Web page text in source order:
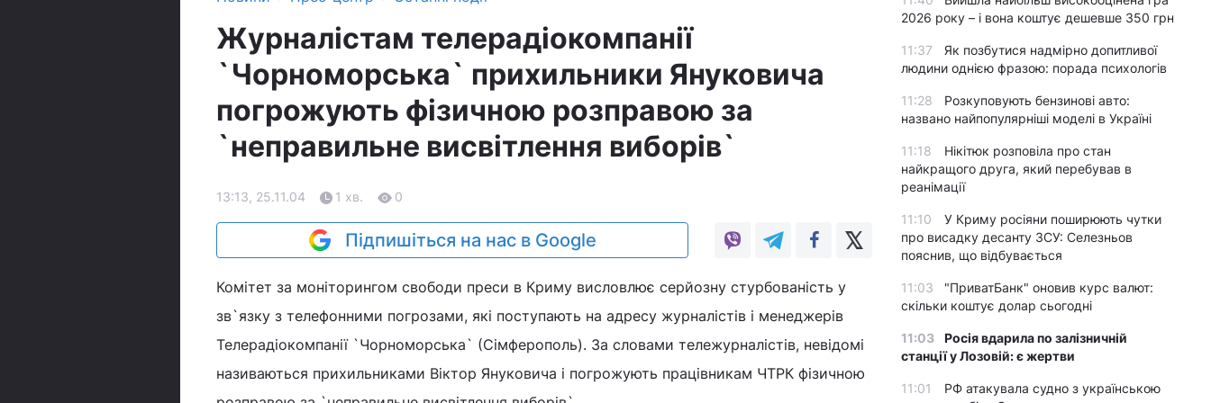
Журналістам телерадіокомпанії
`Чорноморська` прихильники Януковича
погрожують фізичною розправою за
`неправильне висвітлення виборів`
13:13, 25.11.04 1 хв. 0
Підпишіться на нас в Google
Комітет за моніторингом свободи преси в Криму висловлює серйозну стурбованість у
зв`язку з телефонними погрозами, які поступають на адресу журналістів і менеджерів
Телерадіокомпанії `Чорноморська` (Сімферополь). За словами тележурналістів, невідомі
називаються прихильниками Віктор Януковича і погрожують працівникам ЧТРК фізичною
2026 року – і вона коштує дешевше 350 грн
11:37
Як позбутися надмірно допитливої
людини однією фразою: порада психологів
11:28
Розкуповують бензинові авто:
названо найпопулярніші моделі в Україні
11:18
Нікітюк розповіла про стан
найкращого друга, який перебував в
реанімації
11:10
У Криму росіяни поширюють чутки
про висадку десанту ЗСУ: Селезньов
пояснив, що відбувається
11:03
"ПриватБанк" оновив курс валют:
скільки коштує долар сьогодні
11:03
Росія вдарила по залізничній
станції у Лозовій: є жертви
11:01
РФ атакувала судно з українською